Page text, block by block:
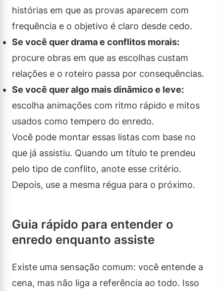
histórias em que as provas aparecem com
frequência e o objetivo é claro desde cedo.
Se você quer drama e conflitos morais:
procure obras em que as escolhas custam
relações e o roteiro passa por consequências.
Se você quer algo mais dinâmico e leve:
escolha animações com ritmo rápido e mitos
usados como tempero do enredo.
Você pode montar essas listas com base no
que já assistiu. Quando um título te prendeu
pelo tipo de conflito, anote esse critério.
Depois, use a mesma régua para o próximo.
Guia rápido para entender o
enredo enquanto assiste
Existe uma sensação comum: você entende a
cena, mas não liga a referência ao todo. Isso